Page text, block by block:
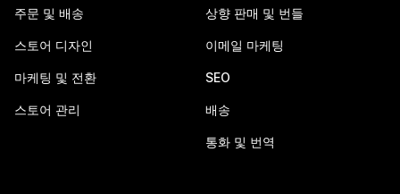
주문 및 배송
스토어 디자인
마케팅 및 전환
스토어 관리
상향 판매 및 번들
이메일 마케팅
SEO
배송
통화 및 번역